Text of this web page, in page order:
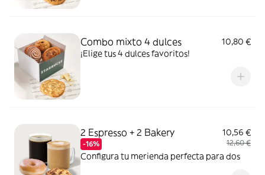
Combo mixto 4 dulces
10,80 €
¡Elige tus 4 dulces favoritos!
2 Espresso + 2 Bakery
-16%
10,56 €
12,60 €
Configura tu merienda perfecta para dos